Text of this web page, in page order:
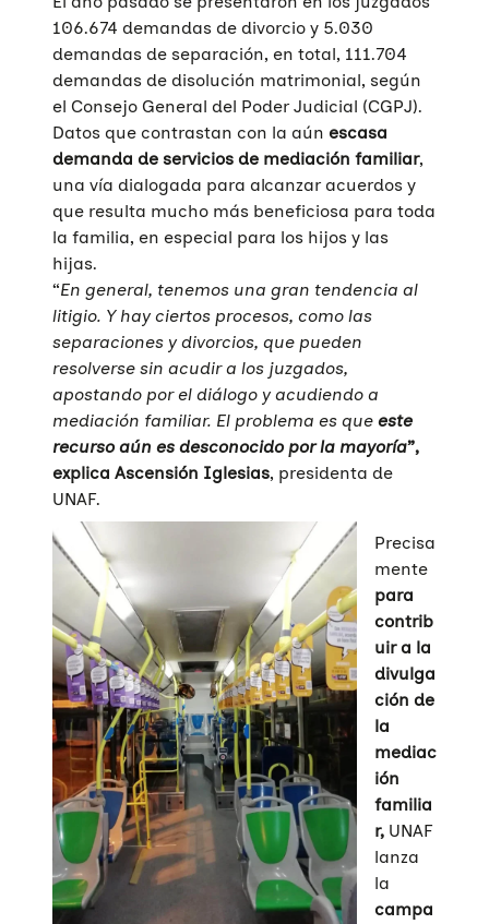
106.674 demandas de divorcio y 5.030
demandas de separación, en total, 111.704
demandas de disolución matrimonial, según
el Consejo General del Poder Judicial (CGPJ).
Datos que contrastan con la aún escasa
demanda de servicios de mediación familiar,
una vía dialogada para alcanzar acuerdos y
que resulta mucho más beneficiosa para toda
la familia, en especial para los hijos y las
hijas.
“En general, tenemos una gran tendencia al
litigio. Y hay ciertos procesos, como las
separaciones y divorcios, que pueden
resolverse sin acudir a los juzgados,
apostando por el diálogo y acudiendo a
mediación familiar. El problema es que este
recurso aún es desconocido por la mayoría”,
explica Ascensión Iglesias, presidenta de
UNAF.
Precisa
mente
para
contrib
uir a la
divulga
ción de
la
mediac
ión
familia
r, UNAF
lanza
la
campa